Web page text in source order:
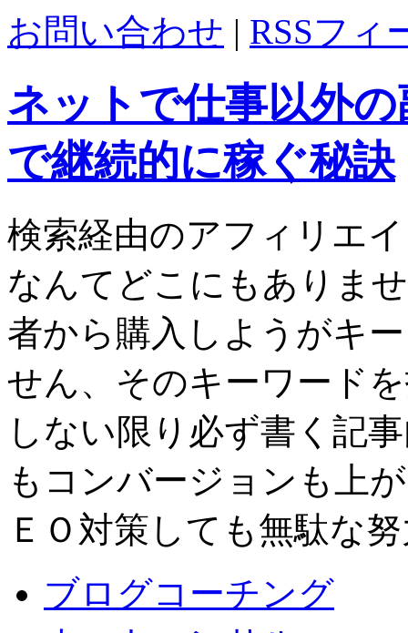
お問い合わせ | RSSフィ
ネットで仕事以外
で継続的に稼ぐ秘訣
検索経由のアフィリエ
なんてどこにもありま
者から購入しようがキ
せん、そのキーワード
しない限り必ず書く記
もコンバージョンも上
ＥＯ対策しても無駄な
ブログコーチング